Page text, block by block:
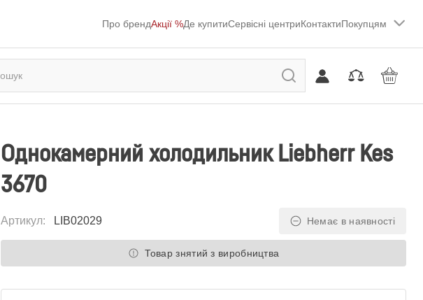
Про брендАкції %Де купитиСервісні центриКонтактиПокупцям
Однокамерний холодильник Liebherr Kes
3670
Артикул: LIB02029 Немає в наявності
Товар знятий з виробництва